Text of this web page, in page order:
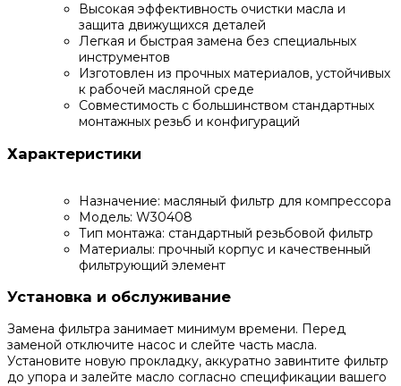
Высокая эффективность очистки масла и
защита движущихся деталей
Легкая и быстрая замена без специальных
инструментов
Изготовлен из прочных материалов, устойчивых
к рабочей масляной среде
Совместимость с большинством стандартных
монтажных резьб и конфигураций
Характеристики
Назначение: масляный фильтр для компрессора
Модель: W30408
Тип монтажа: стандартный резьбовой фильтр
Материалы: прочный корпус и качественный
фильтрующий элемент
Установка и обслуживание
Замена фильтра занимает минимум времени. Перед
заменой отключите насос и слейте часть масла.
Установите новую прокладку, аккуратно завинтите фильтр
до упора и залейте масло согласно спецификации вашего